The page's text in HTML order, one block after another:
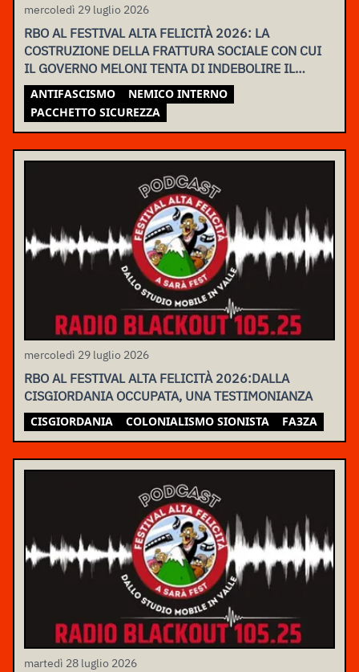
mercoledì 29 luglio 2026
RBO AL FESTIVAL ALTA FELICITÀ 2026: LA
COSTRUZIONE DELLA FRATTURA SOCIALE CON CUI
IL GOVERNO MELONI TENTA DI INDEBOLIRE IL
MOVIMENTO
ANTIFASCISMO
NEMICO INTERNO
PACCHETTO SICUREZZA
mercoledì 29 luglio 2026
RBO AL FESTIVAL ALTA FELICITÀ 2026:DALLA
CISGIORDANIA OCCUPATA, UNA TESTIMONIANZA
CISGIORDANIA COLONIALISMO SIONISTA FA3ZA
martedì 28 luglio 2026